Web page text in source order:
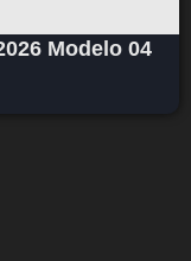
Modelo 04